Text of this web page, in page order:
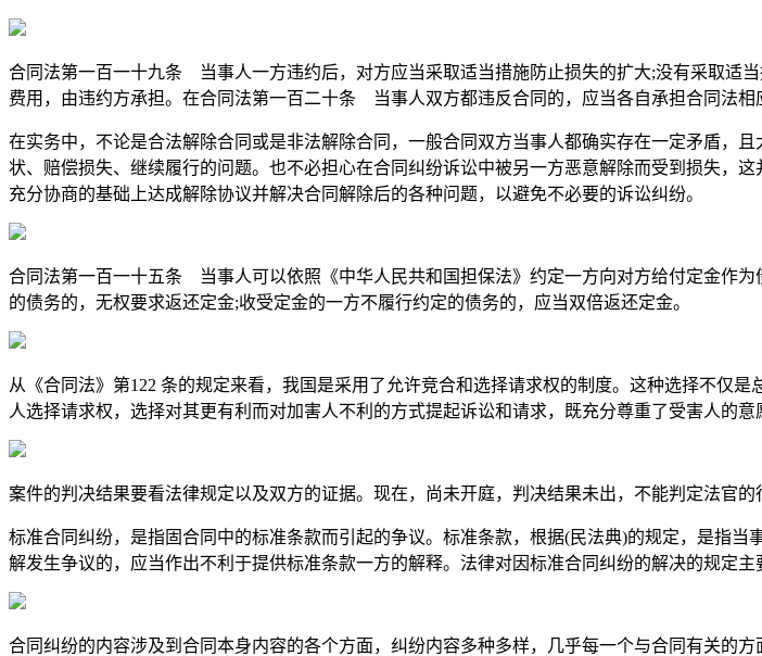
合同法第一百一十九条 当事人一方违约后，对方应当采取适当措施防止损失的扩大;没有采取适
费用，由违约方承担。在合同法第一百二十条 当事人双方都违反合同的，应当各自承担合同法相
在实务中，不论是合法解除合同或是非法解除合同，一般合同双方当事人都确实存在一定矛盾，
状、赔偿损失、继续履行的问题。也不必担心在合同纠纷诉讼中被另一方恶意解除而受到损失，
充分协商的基础上达成解除协议并解决合同解除后的各种问题，以避免不必要的诉讼纠纷。
合同法第一百一十五条 当事人可以依照《中华人民共和国担保法》约定一方向对方给付定金作
的债务的，无权要求返还定金;收受定金的一方不履行约定的债务的，应当双倍返还定金。
从《合同法》第122 条的规定来看，我国是采用了允许竞合和选择请求权的制度。这种选择不仅
人选择请求权，选择对其更有利而对加害人不利的方式提起诉讼和请求，既充分尊重了受害人的
案件的判决结果要看法律规定以及双方的证据。现在，尚未开庭，判决结果未出，不能判定法官
标准合同纠纷，是指固合同中的标准条款而引起的争议。标准条款，根据(民法典)的规定，是指
解发生争议的，应当作出不利于提供标准条款一方的解释。法律对因标准合同纠纷的解决的规定主
合同纠纷的内容涉及到合同本身内容的各个方面，纠纷内容多种多样，几乎每一个与合同有关的